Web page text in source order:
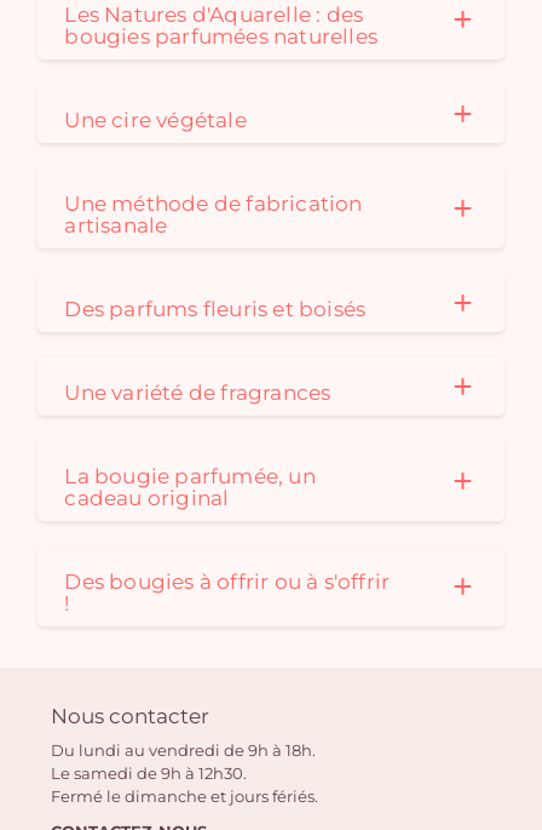
Les Natures d'Aquarelle : des
bougies parfumées naturelles
Une cire végétale
Une méthode de fabrication
artisanale
Des parfums fleuris et boisés
Une variété de fragrances
La bougie parfumée, un
cadeau original
Des bougies à offrir ou à s'offrir
!
Nous contacter
Du lundi au vendredi de 9h à 18h.
Le samedi de 9h à 12h30.
Fermé le dimanche et jours fériés.